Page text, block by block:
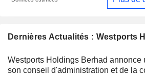
Dernières Actualités : Westports
Westports Holdings Berhad annonce
son conseil d'administration et de la